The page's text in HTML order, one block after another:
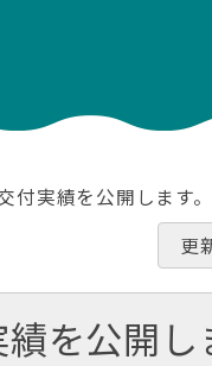
実績を公開します。
更
を公開し